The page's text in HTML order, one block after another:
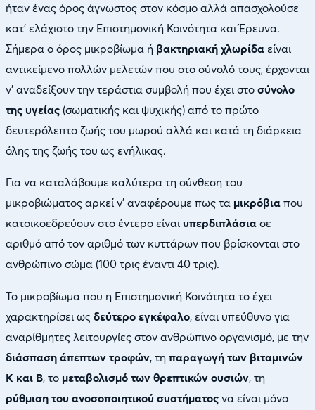
ήταν ένας όρος άγνωστος στον κόσμο αλλά απασχολούσε
κατ’ ελάχιστο την Επιστημονική Κοινότητα και Έρευνα.
Σήμερα ο όρος μικροβίωμα ή βακτηριακή χλωρίδα είναι
αντικείμενο πολλών μελετών που στο σύνολό τους, έρχονται
ν’ αναδείξουν την τεράστια συμβολή που έχει στο σύνολο
της υγείας (σωματικής και ψυχικής) από το πρώτο
δευτερόλεπτο ζωής του μωρού αλλά και κατά τη διάρκεια
όλης της ζωής του ως ενήλικας.
Για να καταλάβουμε καλύτερα τη σύνθεση του
μικροβιώματος αρκεί ν’ αναφέρουμε πως τα μικρόβια που
κατοικοεδρεύουν στο έντερο είναι υπερδιπλάσια σε
αριθμό από τον αριθμό των κυττάρων που βρίσκονται στο
ανθρώπινο σώμα (100 τρις έναντι 40 τρις).
Το μικροβίωμα που η Επιστημονική Κοινότητα το έχει
χαρακτηρίσει ως δεύτερο εγκέφαλο, είναι υπεύθυνο για
αναρίθμητες λειτουργίες στον ανθρώπινο οργανισμό, με την
διάσπαση άπεπτων τροφών, τη παραγωγή των βιταμινών
Κ και B, το μεταβολισμό των θρεπτικών ουσιών, τη
ρύθμιση του ανοσοποιητικού συστήματος να είναι μόνο